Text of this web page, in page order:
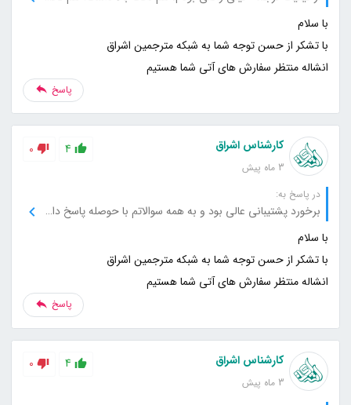
انشاله منتظر سفارش های آتی شما هستیم
پاسخ
کارشناس اشراق
3 ماه پیش
4
0
در پاسخ به:
برخورد پشتیبانی عالی بود و به همه سوالاتم با حوصله پاسخ دادن. ترجمه‌ها هم بدون هیچ ایرادی تأیید شد
انشاله منتظر سفارش های آتی شما هستیم
پاسخ
کارشناس اشراق
3 ماه پیش
4
0